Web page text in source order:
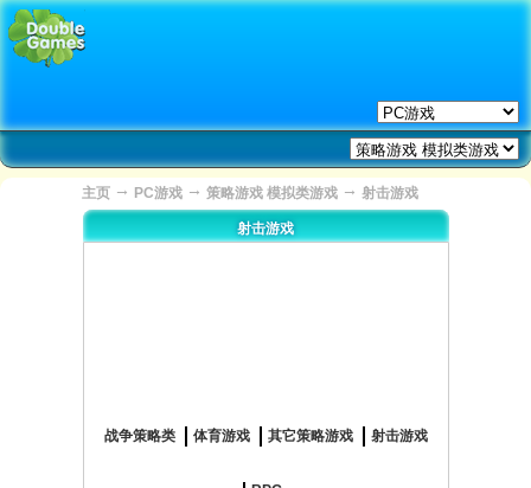
主页 → PC游戏 → 策略游戏 模拟类游戏 → 射击游戏
射击游戏
战争策略类 体育游戏 其它策略游戏 射击游戏